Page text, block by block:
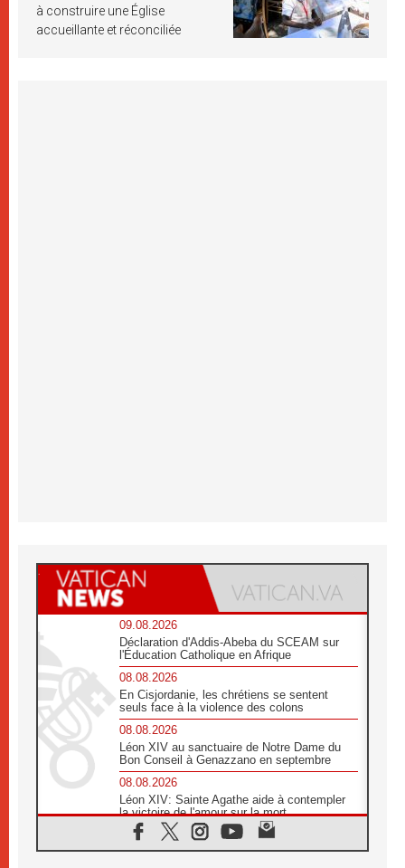
à construire une Église
accueillante et réconciliée
09.08.2026
Déclaration d'Addis-Abeba du SCEAM sur
l'Éducation Catholique en Afrique
08.08.2026
En Cisjordanie, les chrétiens se sentent
seuls face à la violence des colons
08.08.2026
Léon XIV au sanctuaire de Notre Dame du
Bon Conseil à Genazzano en septembre
08.08.2026
Léon XIV: Sainte Agathe aide à contempler
la victoire de l'amour sur la mort
08.08.2026
«Relancer l'empathie», le projet Triennal d'art